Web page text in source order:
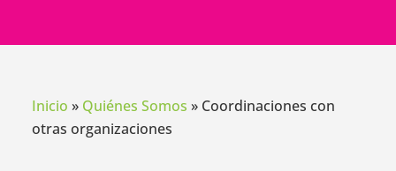
Inicio » Quiénes Somos »Coordinaciones con
otras organizaciones